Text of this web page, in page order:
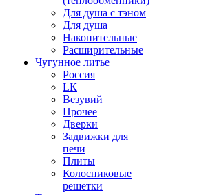
Для душа с тэном
Для душа
Накопительные
Расширительные
Чугунное литье
Россия
LК
Везувий
Прочее
Дверки
Задвижки для
печи
Плиты
Колосниковые
решетки